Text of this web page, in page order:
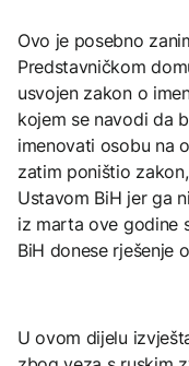
Ovo je posebno
Predstavničkom
usvojen zakon o
kojem se navodi da
imenovati osobu na
zatim poništio
Ustavom BiH jer ga
iz marta ove godine
BiH donese rješenje
U ovom dijelu